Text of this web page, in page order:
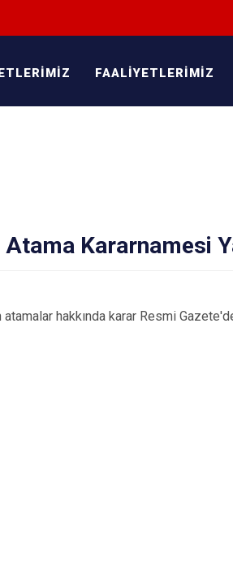
FAALİYETLERİMİZ
Atama Kararnamesi
atamalar hakkında karar Resmi